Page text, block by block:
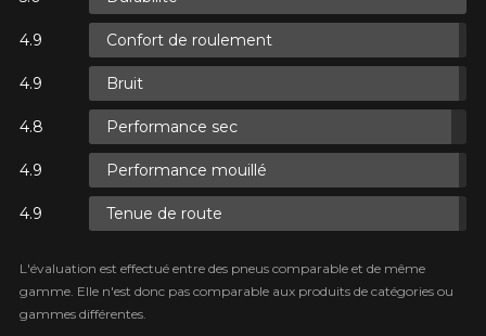
Confort de roulement
Bruit
Performance sec
Performance mouillé
Tenue de route
L'évaluation est effectué entre des pneus comparable et de même
gamme. Elle n'est donc pas comparable aux produits de catégories ou
gammes différentes.